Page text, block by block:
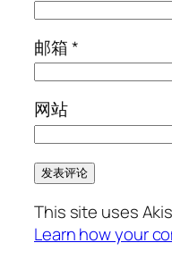
邮箱*
网站
This site uses
Learn how your